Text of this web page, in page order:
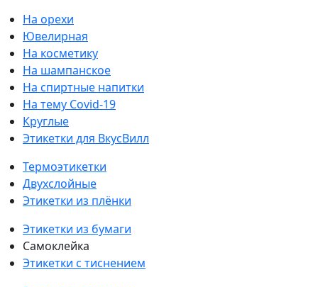
На орехи
Ювелирная
На косметику
На шампанское
На спиртные напитки
На тему Covid-19
Круглые
Этикетки для ВкусВилл
Термоэтикетки
Двухслойные
Этикетки из плёнки
Этикетки из бумаги
Самоклейка
Этикетки с тиснением